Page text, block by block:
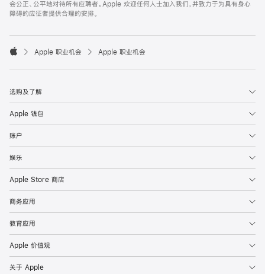
会公正、公平地对待所有应聘者。Apple 欢迎任何人士加入我们，并致力于为具有身心
障碍的应征者提供合理的安排。

Apple 职业机会 Apple 职业机会
选购及了解
Apple 钱包
账户
娱乐
Apple Store 商店
商务应用
教育应用
Apple 价值观
关于 Apple